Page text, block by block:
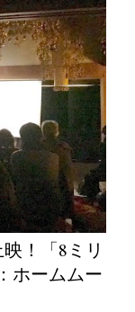
！「8ミリ
ホームムー